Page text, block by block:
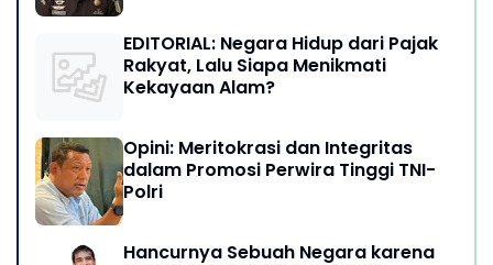
EDITORIAL: Negara Hidup dari Pajak
Rakyat, Lalu Siapa Menikmati
Kekayaan Alam?
Opini: Meritokrasi dan Integritas
dalam Promosi Perwira Tinggi TNI-
Polri
Hancurnya Sebuah Negara karena